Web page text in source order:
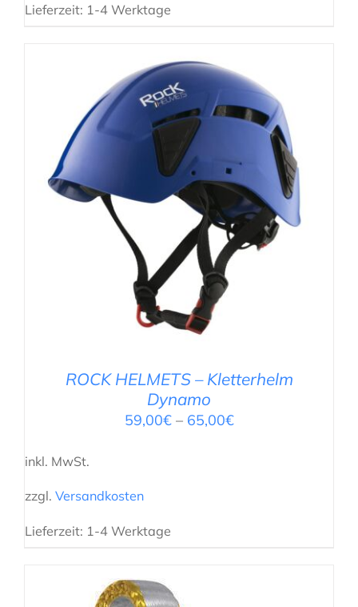
Lieferzeit: 1-4 Werktage
AUSFÜHRUNG WÄHLEN DETAILS
ROCK HELMETS – Kletterhelm
Dynamo
59,00€– 65,00€
inkl. MwSt.
zzgl. Versandkosten
Lieferzeit: 1-4 Werktage